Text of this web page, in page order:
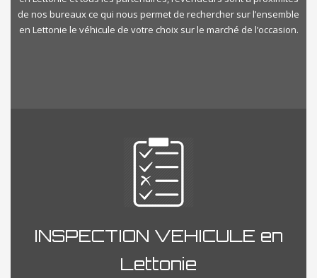
de nos bureaux ce qui nous permet de rechercher sur l’ensemble
en Lettonie le véhicule de votre choix sur le marché de l’occasion.
INSPECTION VEHICULE en
Lettonie